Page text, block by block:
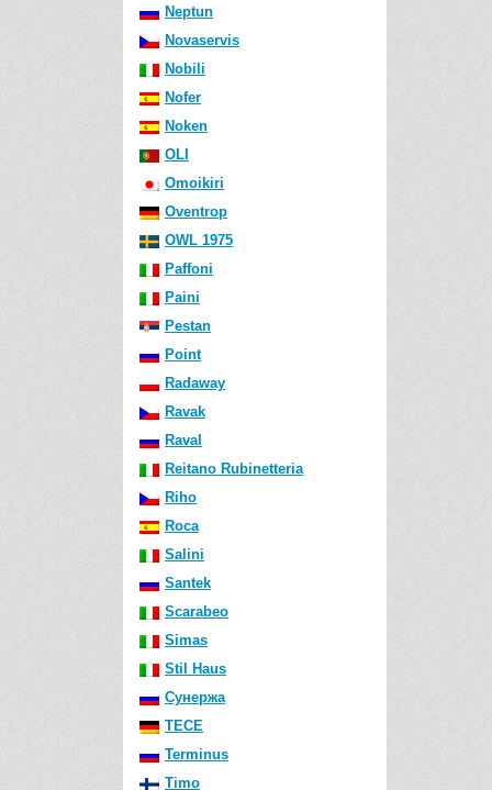
Neptun
Novaservis
Nobili
Nofer
Noken
OLI
Omoikiri
Oventrop
OWL 1975
Paffoni
Paini
Pestan
Point
Radaway
Ravak
Raval
Reitano Rubinetteria
Riho
Roca
Salini
Santek
Scarabeo
Simas
Stil Haus
Сунержа
TECE
Terminus
Timo